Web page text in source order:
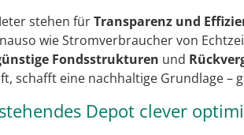
stehen fürTransparenz und
wie Stromverbraucher von
Fondsstrukturen und
schafft eine nachhaltige Grundlage –
Depot clever